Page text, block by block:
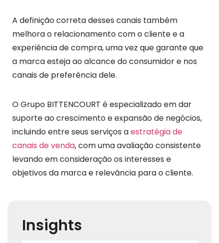
A definição correta desses canais também
melhora o relacionamento com o cliente e a
experiência de compra, uma vez que garante que
a marca esteja ao alcance do consumidor e nos
canais de preferência dele.
O Grupo BITTENCOURT é especializado em dar
suporte ao crescimento e expansão de negócios,
incluindo entre seus serviços aestratégia de
canais de venda, com uma avaliação consistente
levando em consideração os interesses e
objetivos da marca e relevância para o cliente.
Insights